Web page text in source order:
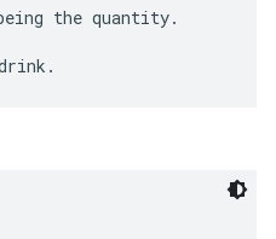
the quantity.